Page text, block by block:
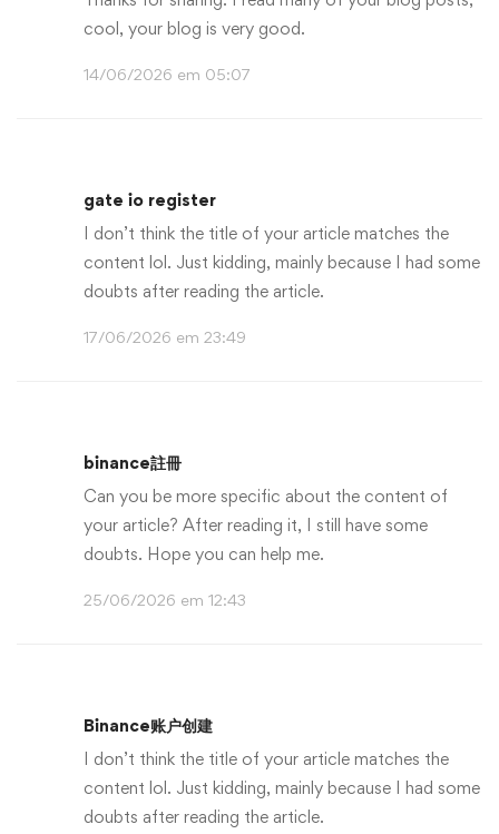
cool, your blog is very good.
14/06/2026 em 05:07
gate io register
I don’t think the title of your article matches the
content lol. Just kidding, mainly because I had some
doubts after reading the article.
17/06/2026 em 23:49
binance註冊
Can you be more specific about the content of
your article? After reading it, I still have some
doubts. Hope you can help me.
25/06/2026 em 12:43
Binance账户创建
I don’t think the title of your article matches the
content lol. Just kidding, mainly because I had some
doubts after reading the article.